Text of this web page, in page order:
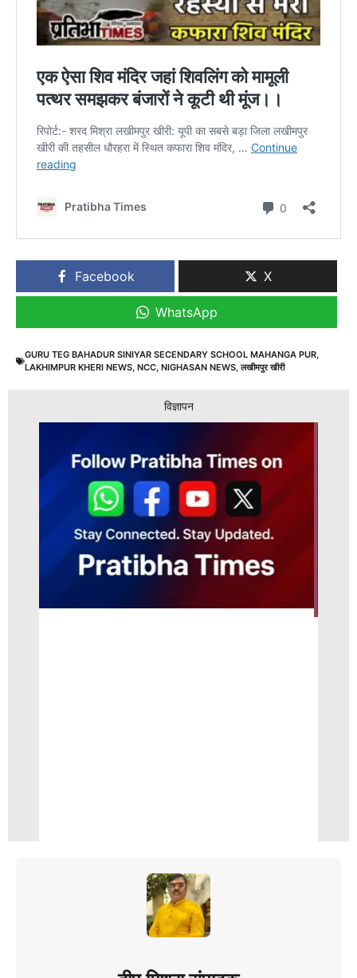
Facebook X
WhatsApp
GURU TEG BAHADUR SINIYAR SECENDARY SCHOOL MAHANGA PUR,
LAKHIMPUR KHERI NEWS, NCC, NIGHASAN NEWS,लखीमपुर खीरी
विज्ञापन